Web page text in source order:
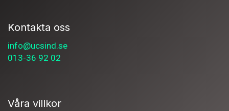
Kontakta oss
info@ucsind.se
013-36 92 02
Våra villkor